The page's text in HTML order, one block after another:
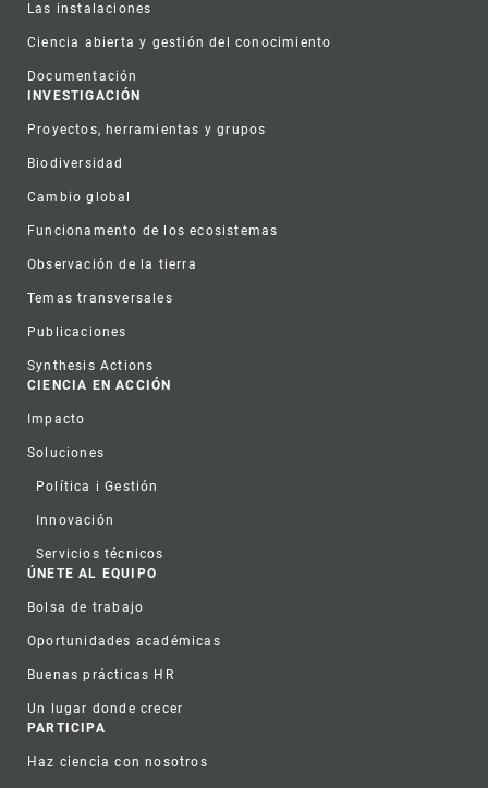
Las instalaciones
Ciencia abierta y gestión del conocimiento
Documentación
INVESTIGACIÓN
Proyectos, herramientas y grupos
Biodiversidad
Cambio global
Funcionamento de los ecosistemas
Observación de la tierra
Temas transversales
Publicaciones
Synthesis Actions
CIENCIA EN ACCIÓN
Impacto
Soluciones
Política i Gestión
Innovación
Servicios técnicos
ÚNETE AL EQUIPO
Bolsa de trabajo
Oportunidades académicas
Buenas prácticas HR
Un lugar donde crecer
PARTICIPA
Haz ciencia con nosotros